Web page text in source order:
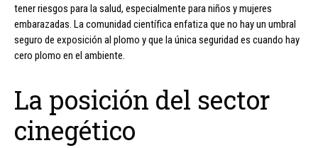
tener riesgos para la salud, especialmente para niños y mujeres
embarazadas. La comunidad científica enfatiza que no hay un umbral
seguro de exposición al plomo y que la única seguridad es cuando hay
cero plomo en el ambiente.
La posición del sector
cinegético